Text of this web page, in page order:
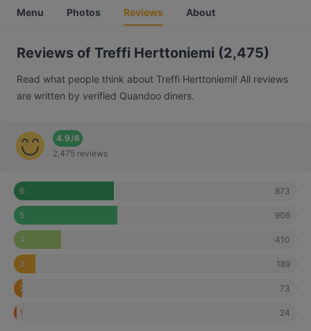
Menu Photos Reviews About
Reviews of Treffi Herttoniemi (2,475)
Read what people think about Treffi Herttoniemi! All reviews
are written by verified Quandoo diners.
4.9/6
2,475 reviews
6 873
5 906
4 410
3 189
2 73
1 24